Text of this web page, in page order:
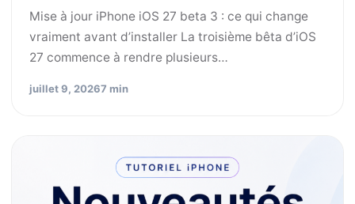
Mise à jour iPhone iOS 27 beta 3 : ce qui change
vraiment avant d’installer La troisième bêta d’iOS
27 commence à rendre plusieurs…
juillet 9, 20267 min